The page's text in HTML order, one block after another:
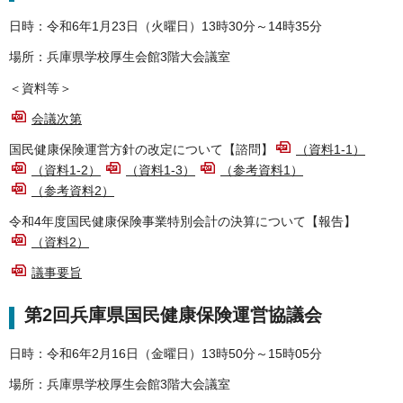
日時：令和6年1月23日（火曜日）13時30分～14時35分
場所：兵庫県学校厚生会館3階大会議室
＜資料等＞
会議次第
国民健康保険運営方針の改定について【諮問】
（資料1-1）
（資料1-2）
（資料1-3）
（参考資料1）
（参考資料2）
令和4年度国民健康保険事業特別会計の決算について【報告】
（資料2）
議事要旨
第2回兵庫県国民健康保険運営協議会
日時：令和6年2月16日（金曜日）13時50分～15時05分
場所：兵庫県学校厚生会館3階大会議室